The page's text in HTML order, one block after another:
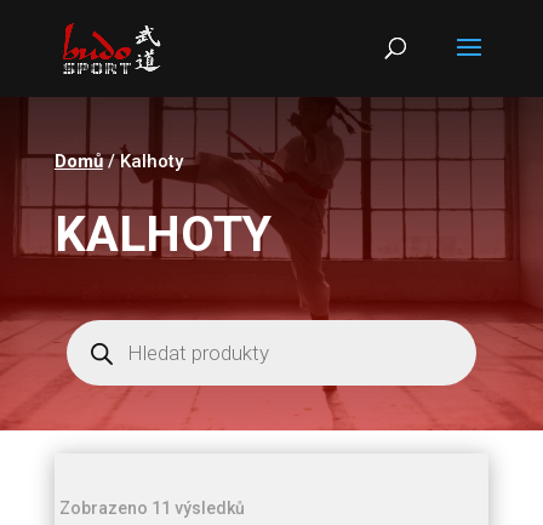
Products
search
Domů/ Kalhoty
KALHOTY
Products
search
Zobrazeno 11 výsledků